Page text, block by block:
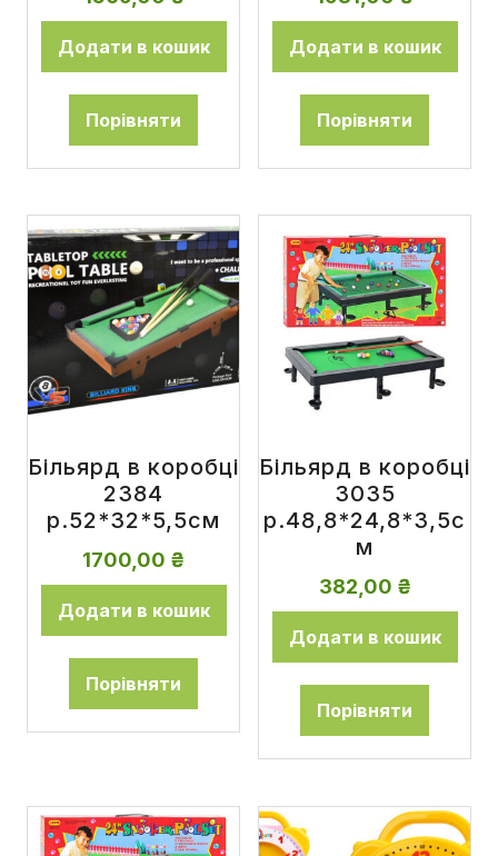
Додати в кошик
Порівняти
Додати в кошик
Порівняти
Більярд в коробці
2384
р.52*32*5,5см
1700,00 ₴
Додати в кошик
Порівняти
Більярд в коробці
3035
р.48,8*24,8*3,5с
м
382,00 ₴
Додати в кошик
Порівняти